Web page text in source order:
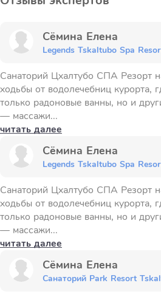
Сёмина Елена
Legends Tskaltubo Spa
Санаторий Цхалтубо СПА Резорт
ходьбы от водолечебниц курорта,
только радоновые ванны, но и
— массажи...
читать далее
Сёмина Елена
Legends Tskaltubo Spa
Санаторий Цхалтубо СПА Резорт
ходьбы от водолечебниц курорта,
только радоновые ванны, но и
— массажи...
читать далее
Сёмина Елена
Санаторий Park Resort